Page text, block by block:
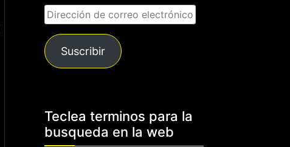
Dirección
de
correo
electrónico
Suscribir
Teclea terminos para la
busqueda en la web